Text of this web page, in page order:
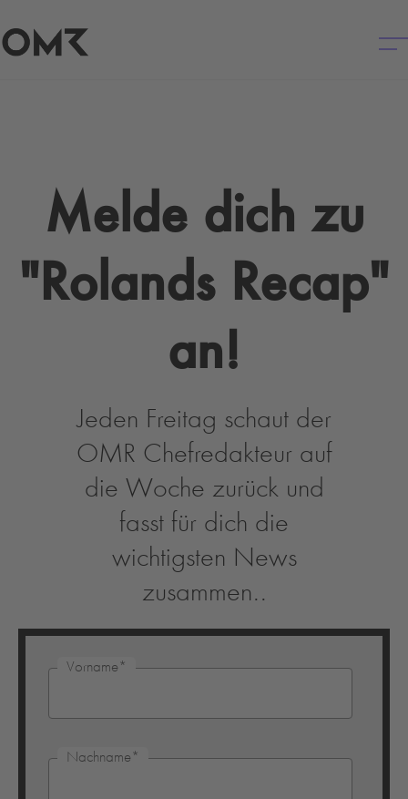
Melde dich zu
"Rolands Recap"
an!
Jeden Freitag schaut der
OMR Chefredakteur auf
die Woche zurück und
fasst für dich die
wichtigsten News
zusammen..
Vorname *
Nachname *